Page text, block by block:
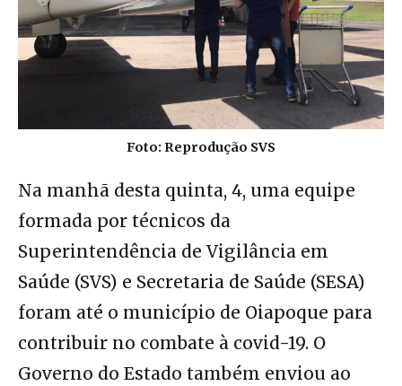
Foto: Reprodução SVS
Na manhã desta quinta, 4, uma equipe
formada por técnicos da
Superintendência de Vigilância em
Saúde (SVS) e Secretaria de Saúde (SESA)
foram até o município de Oiapoque para
contribuir no combate à covid-19. O
Governo do Estado também enviou ao